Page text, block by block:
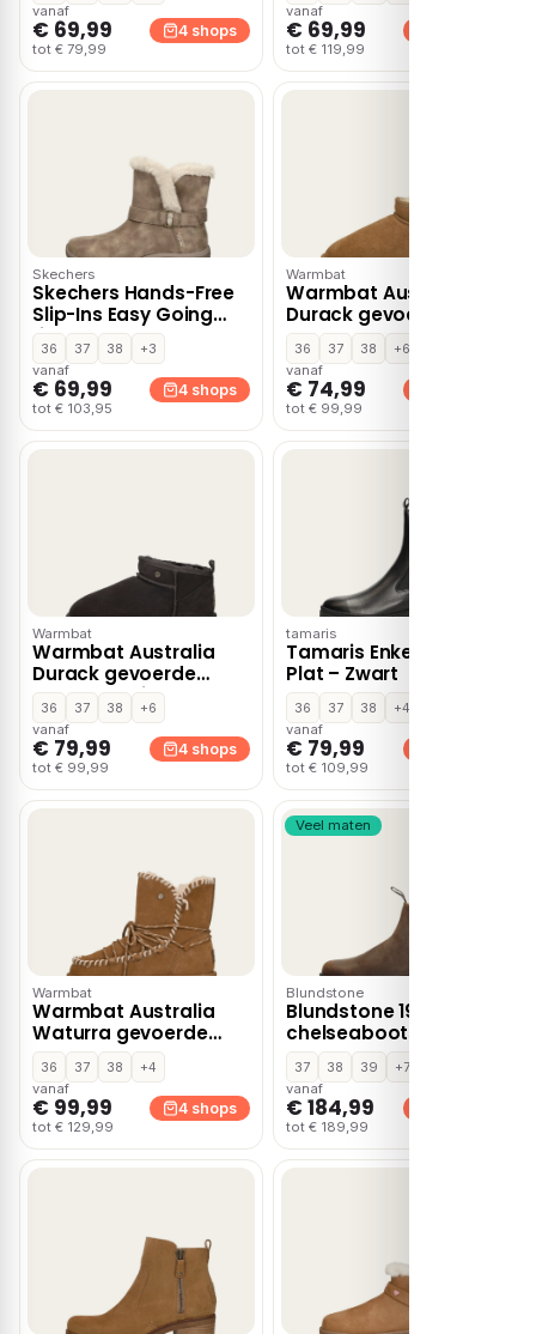
vanaf
€ 69,99
tot € 79,99
4 shops
vanaf
€ 69,99
tot € 119,99
Skechers
Skechers Hands-Free
Slip-Ins Easy Going
rits- & gesloten boots
– Bruin
36 37 38
+3
vanaf
€ 69,99
tot € 103,95
4 shops
Warmbat
Warmbat Australia
Durack gevoerde
boots – Cognac
36 37 38
+6
vanaf
€ 74,99
tot € 99,99
Warmbat
Warmbat Australia
Durack gevoerde
boots – Bruin
36 37 38
+6
vanaf
€ 79,99
tot € 99,99
4 shops
tamaris
Tamaris Enkellaarsjes
Plat – Zwart
36 37 38
+4
vanaf
€ 79,99
tot € 109,99
Warmbat
Warmbat Australia
Waturra gevoerde
boots – Cognac
36 37 38
+4
vanaf
€ 99,99
tot € 129,99
4 shops
Veel maten
Blundstone
Blundstone 1911
chelseaboots – Bruin
37 38 39
+7
vanaf
€ 184,99
tot € 189,99